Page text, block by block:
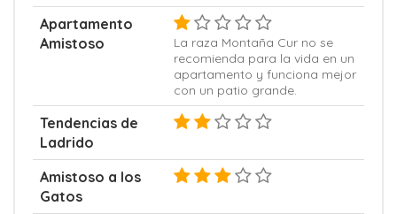
Apartamento
Amistoso
La raza Montaña Cur no se
recomienda para la vida en un
apartamento y funciona mejor
con un patio grande.
Tendencias de
Ladrido
Amistoso a los
Gatos